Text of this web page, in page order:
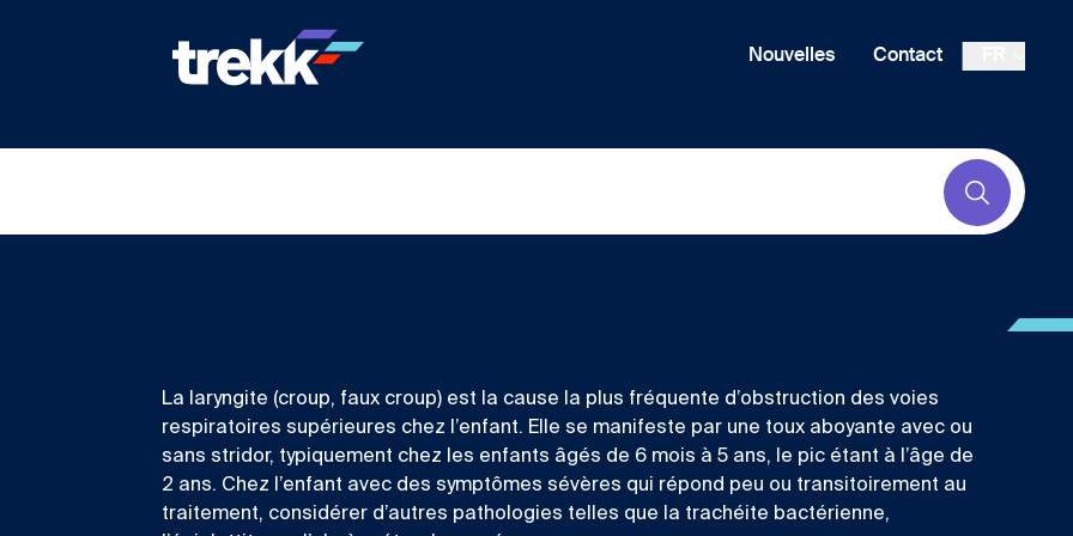
Nouvelles Contact
Submit
La laryngite (croup, faux croup) est la cause la plus fréquente d’obstruction des voies
respiratoires supérieures chez l’enfant. Elle se manifeste par une toux aboyante avec ou
sans stridor, typiquement chez les enfants âgés de 6 mois à 5 ans, le pic étant à l’âge de
2 ans. Chez l’enfant avec des symptômes sévères qui répond peu ou transitoirement au
traitement, considérer d’autres pathologies telles que la trachéite bactérienne,